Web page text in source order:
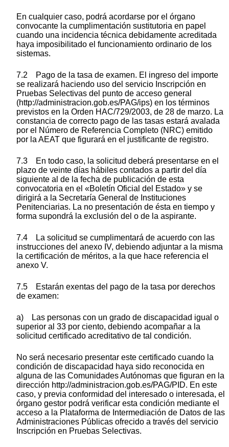
En cualquier caso, podrá acordarse por el órgano
convocante la cumplimentación sustitutoria en papel
cuando una incidencia técnica debidamente acreditada
haya imposibilitado el funcionamiento ordinario de los
sistemas.
7.2 Pago de la tasa de examen. El ingreso del importe
se realizará haciendo uso del servicio Inscripción en
Pruebas Selectivas del punto de acceso general
(http://administracion.gob.es/PAG/ips) en los términos
previstos en la Orden HAC/729/2003, de 28 de marzo. La
constancia de correcto pago de las tasas estará avalada
por el Número de Referencia Completo (NRC) emitido
por la AEAT que figurará en el justificante de registro.
7.3 En todo caso, la solicitud deberá presentarse en el
plazo de veinte días hábiles contados a partir del día
siguiente al de la fecha de publicación de esta
convocatoria en el «Boletín Oficial del Estado» y se
dirigirá a la Secretaría General de Instituciones
Penitenciarias. La no presentación de ésta en tiempo y
forma supondrá la exclusión del o de la aspirante.
7.4 La solicitud se cumplimentará de acuerdo con las
instrucciones del anexo IV, debiendo adjuntar a la misma
la certificación de méritos, a la que hace referencia el
anexo V.
7.5 Estarán exentas del pago de la tasa por derechos
de examen:
a) Las personas con un grado de discapacidad igual o
superior al 33 por ciento, debiendo acompañar a la
solicitud certificado acreditativo de tal condición.
No será necesario presentar este certificado cuando la
condición de discapacidad haya sido reconocida en
alguna de las Comunidades Autónomas que figuran en la
dirección http://administracion.gob.es/PAG/PID. En este
caso, y previa conformidad del interesado o interesada, el
órgano gestor podrá verificar esta condición mediante el
acceso a la Plataforma de Intermediación de Datos de las
Administraciones Públicas ofrecido a través del servicio
Inscripción en Pruebas Selectivas.